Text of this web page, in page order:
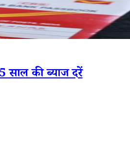
की ब्याज दरें